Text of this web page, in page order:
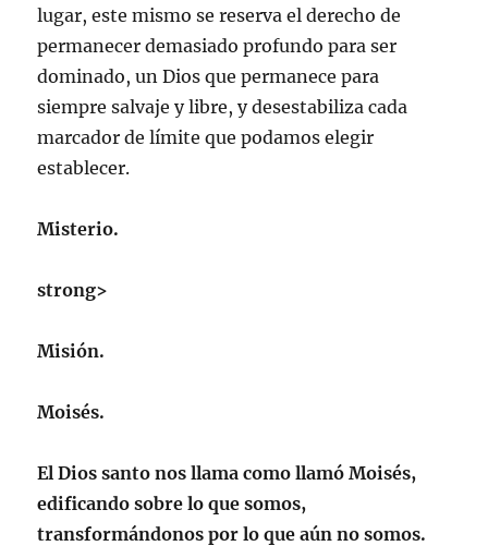
lugar, este mismo se reserva el derecho de
permanecer demasiado profundo para ser
dominado, un Dios que permanece para
siempre salvaje y libre, y desestabiliza cada
marcador de límite que podamos elegir
establecer.
Misterio.
strong>
Misión.
Moisés.
El Dios santo nos llama como llamóMoisés,
edificando sobre lo que somos,
transformándonos por lo que aún no somos.